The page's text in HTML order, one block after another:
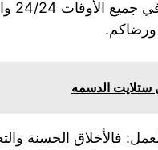
لتقديم
ستلايت الدسمه
فالأخلاق الحسنة